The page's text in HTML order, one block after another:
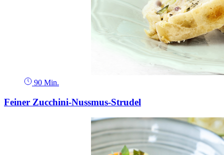
90 Min.
Feiner Zucchini-Nussmus-Strudel